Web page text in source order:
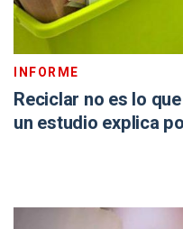
INFORME
Reciclar no es lo
un estudio explica